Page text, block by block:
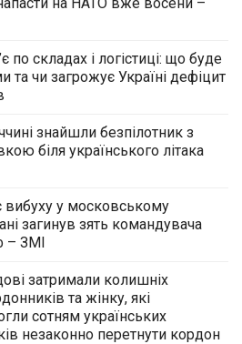
по складах і логістиці: що буде
та чи загрожує Україні дефіцит
знайшли безпілотник з
біля українського літака
вибуху у московському
загинув зять командувача
– ЗМІ
затримали колишніх
та жінку, які
сотням українських
незаконно перетнути кордон